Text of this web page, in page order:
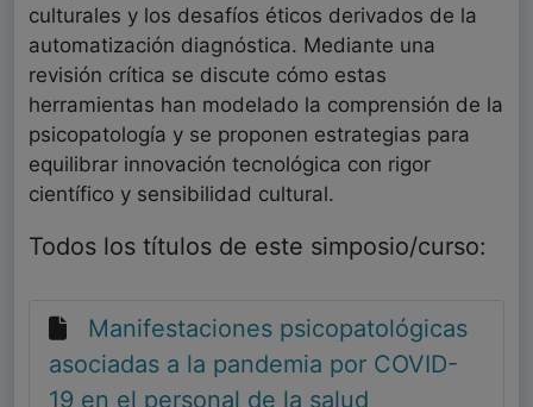
culturales y los desafíos éticos derivados de la
automatización diagnóstica. Mediante una
revisión crítica se discute cómo estas
herramientas han modelado la comprensión de la
psicopatología y se proponen estrategias para
equilibrar innovación tecnológica con rigor
científico y sensibilidad cultural.
Todos los títulos de este simposio/curso:
Manifestaciones psicopatológicas
asociadas a la pandemia por COVID-
19 en el personal de la salud